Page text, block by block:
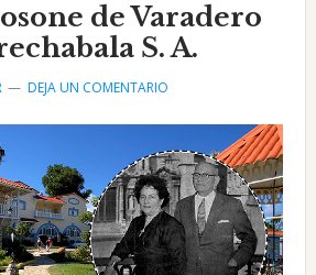
de Varadero
S. A.
DEJA UN COMENTARIO